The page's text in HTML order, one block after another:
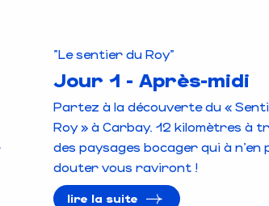
"Le sentier du Roy"
Jour 1 - Après-midi
Partez à la découverte du «
Roy » à Carbay. 12 kilomètres à
des paysages bocager qui à n’en
douter vous raviront !
lire la suite